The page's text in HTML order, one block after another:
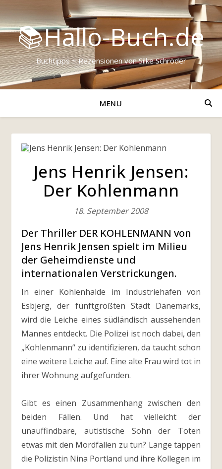
📚Hallo-Buch.de
Buchtipps + Rezensionen von Silke Schröder
MENU
Jens Henrik Jensen:
Der Kohlenmann
18. September 2008
Der Thriller DER KOHLENMANN von
Jens Henrik Jensen spielt im Milieu
der Geheimdienste und
internationalen Verstrickungen.
In einer Kohlenhalde im Industriehafen von
Esbjerg, der fünftgrößten Stadt Dänemarks,
wird die Leiche eines südländisch aussehenden
Mannes entdeckt. Die Polizei ist noch dabei, den
„Kohlenmann“ zu identifizieren, da taucht schon
eine weitere Leiche auf. Eine alte Frau wird tot in
ihrer Wohnung aufgefunden.
Gibt es einen Zusammenhang zwischen den
beiden Fällen. Und hat vielleicht der
unauffindbare, autistische Sohn der Toten
etwas mit den Mordfällen zu tun? Lange tappen
die Polizistin Nina Portland und ihre Kollegen im